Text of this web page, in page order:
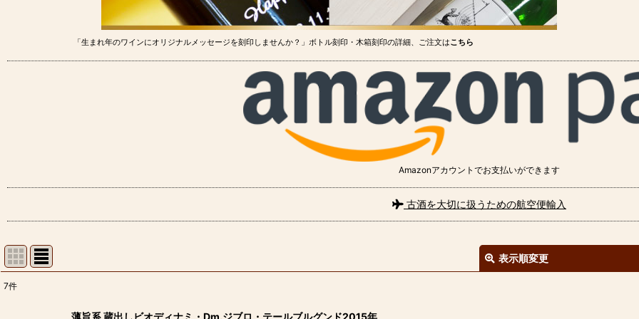
「生まれ年のワインにオリジナルメッセージを刻印しませんか？」ボトル刻印・木箱刻印の詳細、ご注文はこちら
Amazonアカウントでお支払いができます
古酒を大切に扱うための航空便輸入
表示順変更
7件